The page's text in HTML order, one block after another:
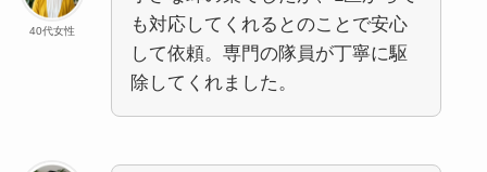
40代女性
も対応してくれるとのことで安心
して依頼。専門の隊員が丁寧に駆
除してくれました。